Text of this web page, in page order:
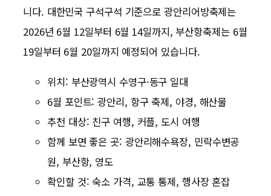
니다. 대한민국 구석구석 기준으로 광안리어방축제는
2026년 6월 12일부터 6월 14일까지, 부산항축제는 6월
19일부터 6월 20일까지 예정되어 있습니다.
위치: 부산광역시 수영구·동구 일대
6월 포인트: 광안리, 항구 축제, 야경, 해산물
추천 대상: 친구 여행, 커플, 도시 여행
함께 보면 좋은 곳: 광안리해수욕장, 민락수변공
원, 부산항, 영도
확인할 것: 숙소 가격, 교통 통제, 행사장 혼잡